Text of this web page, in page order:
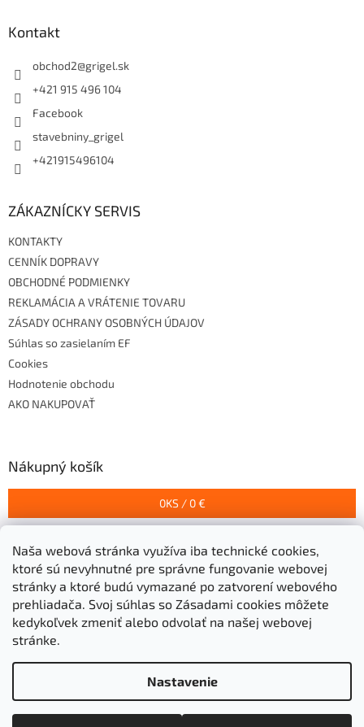
Naša webová stránka využíva iba technické cookies,
ktoré sú nevyhnutné pre správne fungovanie webovej
stránky a ktoré budú vymazané po zatvorení webového
prehliadača. Svoj súhlas so Zásadami cookies môžete
kedykoľvek zmeniť alebo odvolať na našej webovej
stránke.
Nastavenie
Kontakt
obchod2@grigel.sk
+421 915 496 104
Facebook
stavebniny_grigel
+421915496104
ZÁKAZNÍCKY SERVIS
KONTAKTY
CENNÍK DOPRAVY
OBCHODNÉ PODMIENKY
REKLAMÁCIA A VRÁTENIE TOVARU
ZÁSADY OCHRANY OSOBNÝCH ÚDAJOV
Súhlas so zasielaním EF
Cookies
Hodnotenie obchodu
AKO NAKUPOVAŤ
Nákupný košík
0KS / 0 €
Prijímame online platby
Stavebniny Grigeľ s.r.o.